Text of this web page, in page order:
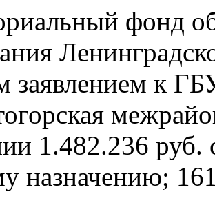
фонд
заявлением к
1.482.236 руб.
назначению;